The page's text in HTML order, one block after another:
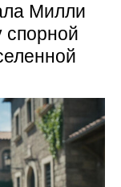
Милли
спорной